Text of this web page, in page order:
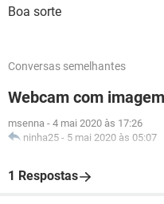
Boa sorte
Conversas semelhantes
Webcam com
msenna - 4 mai 2020 às 17:26
ninha25 - 5 mai 2020 às 05:07
1 Respostas